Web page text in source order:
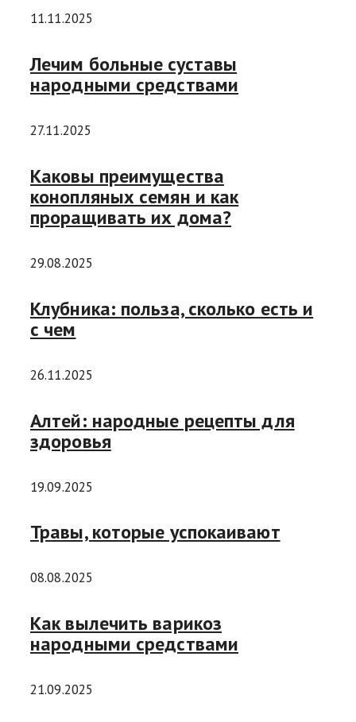
11.11.2025
Лечим больные суставы
народными средствами
27.11.2025
Каковы преимущества
конопляных семян и как
проращивать их дома?
29.08.2025
Клубника: польза, сколько есть и
с чем
26.11.2025
Алтей: народные рецепты для
здоровья
19.09.2025
Травы, которые успокаивают
08.08.2025
Как вылечить варикоз
народными средствами
21.09.2025